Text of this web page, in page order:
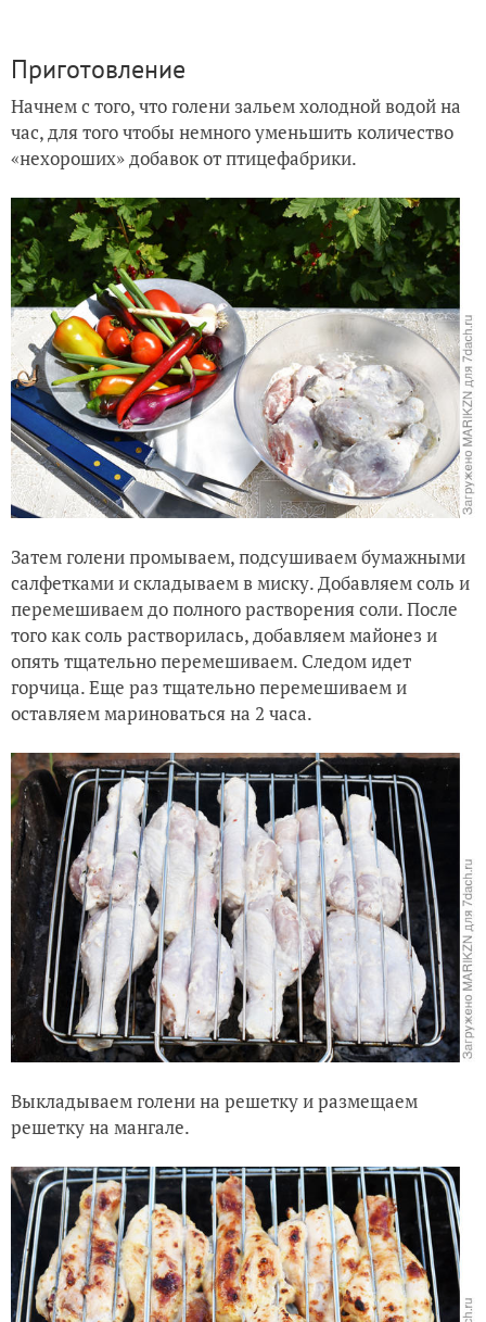
Приготовление
Начнем с того, что голени зальем холодной водой на
час, для того чтобы немного уменьшить количество
«нехороших» добавок от птицефабрики.
Затем голени промываем, подсушиваем бумажными
салфетками и складываем в миску. Добавляем соль и
перемешиваем до полного растворения соли. После
того как соль растворилась, добавляем майонез и
опять тщательно перемешиваем. Следом идет
горчица. Еще раз тщательно перемешиваем и
оставляем мариноваться на 2 часа.
Выкладываем голени на решетку и размещаем
решетку на мангале.